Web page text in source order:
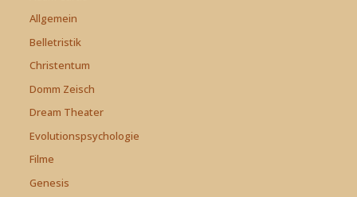
Allgemein
Belletristik
Christentum
Domm Zeisch
Dream Theater
Evolutionspsychologie
Filme
Genesis